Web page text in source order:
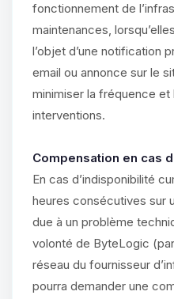
fonctionnement de
maintenances,
l’objet d’une notification
email ou annonce sur le
minimiser la fréquence
interventions.
Compensation en cas
En cas d’indisponibilité
heures consécutives sur
due à un problème
volonté de ByteLogic
réseau du fournisseur
pourra demander une